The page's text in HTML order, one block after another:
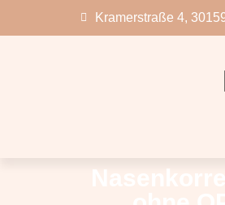
Kramerstraße 4,